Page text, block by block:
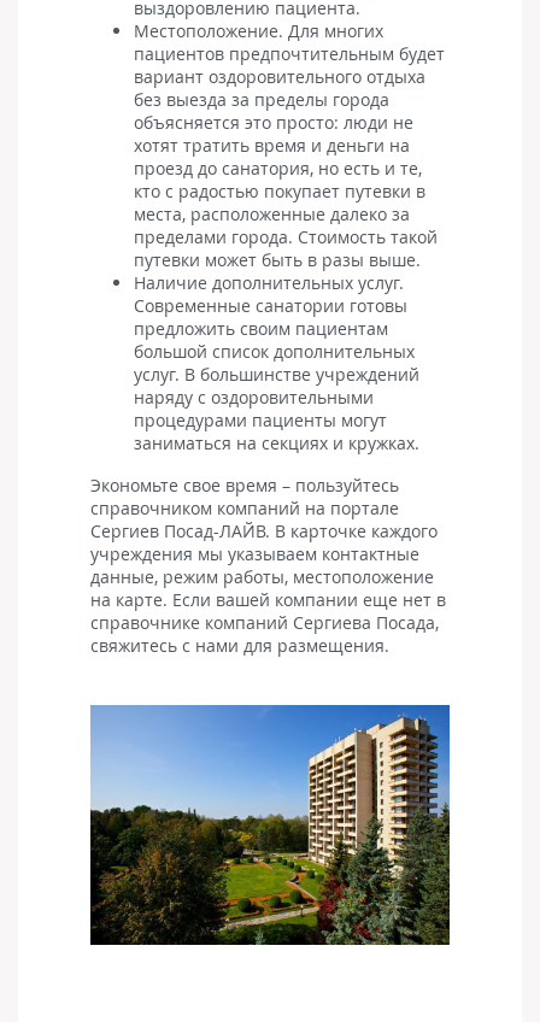
выздоровлению пациента.
Местоположение. Для многих
пациентов предпочтительным будет
вариант оздоровительного отдыха
без выезда за пределы города
объясняется это просто: люди не
хотят тратить время и деньги на
проезд до санатория, но есть и те,
кто с радостью покупает путевки в
места, расположенные далеко за
пределами города. Стоимость такой
путевки может быть в разы выше.
Наличие дополнительных услуг.
Современные санатории готовы
предложить своим пациентам
большой список дополнительных
услуг. В большинстве учреждений
наряду с оздоровительными
процедурами пациенты могут
заниматься на секциях и кружках.
Экономьте свое время – пользуйтесь
справочником компаний на портале
Сергиев Посад-ЛАЙВ. В карточке каждого
учреждения мы указываем контактные
данные, режим работы, местоположение
на карте. Если вашей компании еще нет в
справочнике компаний Сергиева Посада,
свяжитесь с нами для размещения.